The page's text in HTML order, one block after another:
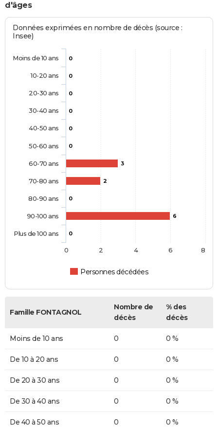
d'âges
Données exprimées en nombre de décès (source :
Insee)
0
0
0
0
0
0
3
2
0
6
0
Personnes décédées
Moins de 10 ans
10-20 ans
20-30 ans
30-40 ans
40-50 ans
50-60 ans
60-70 ans
70-80 ans
80-90 ans
90-100 ans
Plus de 100 ans
0 2 4 6 8
Famille FONTAGNOL
Nombre de
décès
% des
décès
Moins de 10 ans 0 0 %
De 10 à 20 ans 0 0 %
De 20 à 30 ans 0 0 %
De 30 à 40 ans 0 0 %
De 40 à 50 ans 0 0 %